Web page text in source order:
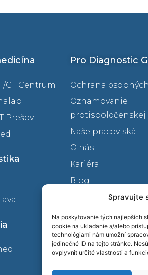
Spravujte
Na poskytovanie tých najlepších
cookie na ukladanie a/alebo
technológiami nám umožní
jedinečné ID na tejto stránke.
ovplyvniť určité vlastnosti a
CT Centrum
Prešov
Pro Diagnostic
Ochrana
Oznamovanie
protispoločenskej
Naše pracoviská
O nás
Kariéra
Blog
Kontakty